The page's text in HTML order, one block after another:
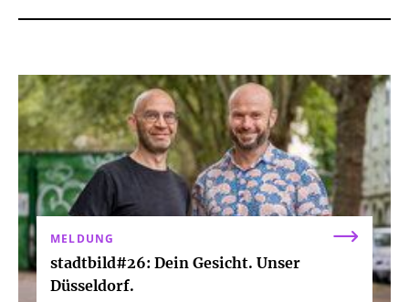
MELDUNG
stadtbild#26: Dein Gesicht. Unser
Düsseldorf.